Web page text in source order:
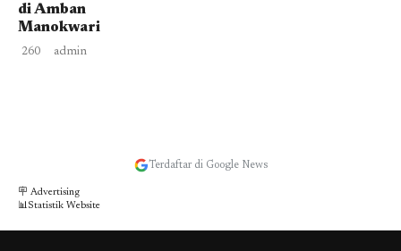
di Amban
Manokwari
260 admin
Terdaftar di Google News
🪧 Advertising
📊Statistik Website